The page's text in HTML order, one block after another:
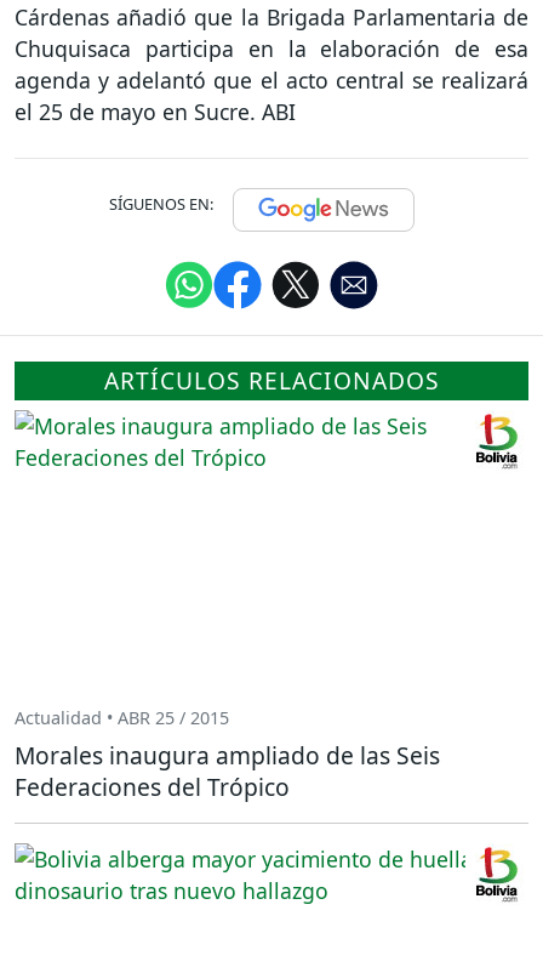
Cárdenas añadió que la Brigada Parlamentaria de
Chuquisaca participa en la elaboración de esa
agenda y adelantó que el acto central se realizará
el 25 de mayo en Sucre. ABI
SÍGUENOS EN:
ARTÍCULOS RELACIONADOS
Actualidad • ABR 25 / 2015
Morales inaugura ampliado de las Seis
Federaciones del Trópico